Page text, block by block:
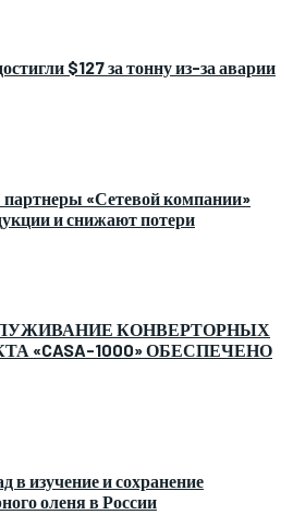
$127 за тонну из-за аварии
«Сетевой компании»
и снижают потери
КОНВЕРТОРНЫХ
«CASA-1000» ОБЕСПЕЧЕНО
в изучение и сохранение
оленя в России